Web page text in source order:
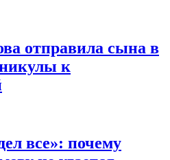
отправила сына в
к
все»: почему